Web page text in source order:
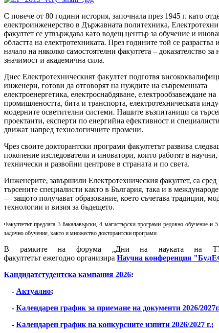
С повече от 80 години история, започнала през 1945 г. като
електроинженерство в Държавната политехника,
факултет се утвърждава като водещ център за обучение и
областта на електротехниката. През годините той се разраства
начало на няколко самостоятелни факултета – доказателство за
значимост и академична сила.
Днес Електротехническият факултет подготвя
инженери, готови да отговорят на нуждите на съвременната
електроенергетика, електроснабдяване, електрообзавеждане на
промишлеността, бита и транспорта, електротехническата
модерните осветителни системи. Нашите възпитаници са
проектанти, експерти по енергийна ефективност и
движат напред технологичните промени.
Чрез своите докторантски програми факултетът развива
поколение изследователи и иноватори, които работят в научни,
технически и развойни центрове в страната и по света.
Инженерите, завършили Електротехническия факултет, са сред
търсените специалисти както в България, така и в
— защото получават образование, което съчетава традиции,
технологии и визия за бъдещето.
Факултетът предлага 3 бакалавърски, 4 магистърски програми редовно обучение и
задочно обучение, както и множество докторантски програми.
В рамките на форума „Дни на науката на ТУ-
факултетът ежегодно организира Научна конференция
Кандидатстудентска кампания 2026:
- Актуално;
- Календарен график за приемане на документи 2026/
- Календарен график на конкурсните изпити 2026/2027 г.;